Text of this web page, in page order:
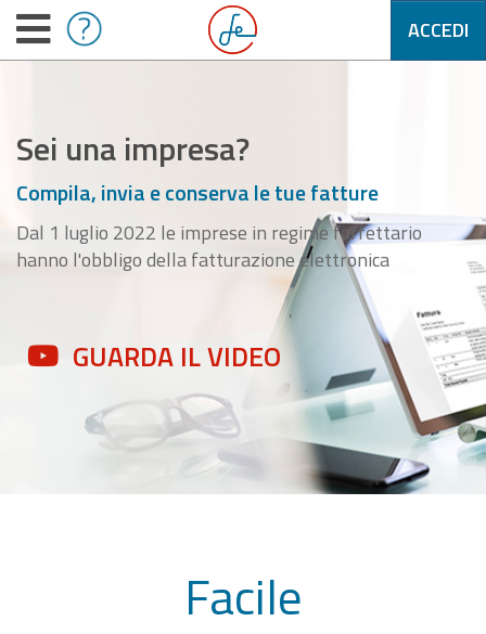
ACCEDI
Sei una impresa?
Compila, invia e conserva le tue fatture
Dal 1 luglio 2022 le imprese in regime forfettario
hanno l'obbligo della fatturazione elettronica
GUARDA IL VIDEO
Facile